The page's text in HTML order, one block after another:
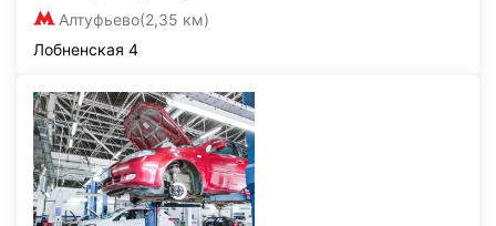
Алтуфьево(2,35 км)
Лобненская 4